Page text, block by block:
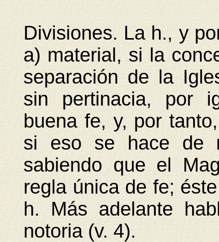
Divisiones. La h., y
a) material, si la
separación de la
sin pertinacia, por
buena fe, y, por
si eso se hace de
sabiendo que el
regla única de fe;
h. Más adelante
notoria (v. 4).